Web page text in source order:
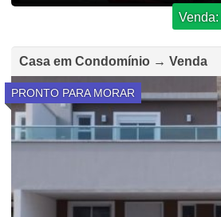
Venda:
Casa em Condomínio → Venda
PRONTO PARA MORAR